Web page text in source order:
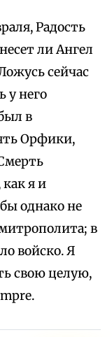
Радость
ли Ангел
сейчас
у него
в
Орфики,
я и
однако не
в
войско. Я
свою целую,